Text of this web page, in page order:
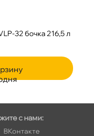
32 бочка 216,5 л
с нами:
Контакте